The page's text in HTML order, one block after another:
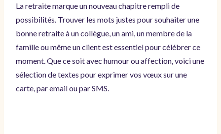
La retraite marque un nouveau chapitre rempli de
possibilités. Trouver les mots justes pour souhaiter une
bonne retraite à un collègue, un ami, un membre de la
famille ou même un client est essentiel pour célébrer ce
moment. Que ce soit avec humour ou affection, voici une
sélection de textes pour exprimer vos vœux sur une
carte, par email ou par SMS.